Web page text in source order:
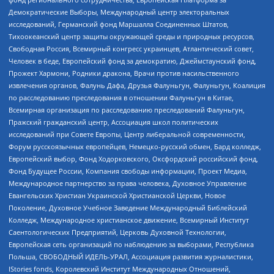
Демократические Выборы, Международный центр электоральных
исследований, Германский фонд Маршалла Соединенных Штатов,
Тихоокеанский центр защиты окружающей среды и природных ресурсов,
Свободная Россия, Всемирный конгресс украинцев, Атлантический совет,
Человек в беде, Европейский фонд за демократию, Джеймстаунский фонд,
Прожект Хармони, Родники дракона, Врачи против насильственного
извлечения органов, Фалунь Дафа, Друзья Фалуньгун, Фалуньгун, Коалиция
по расследованию преследования в отношении Фалуньгун в Китае,
Всемирная организация по расследованию преследований Фалуньгун,
Пражский гражданский центр, Ассоциация школ политических
исследований при Совете Европы, Центр либеральной современности,
Форум русскоязычных европейцев, Немецко-русский обмен, Бард колледж,
Европейский выбор, Фонд Ходорковского, Оксфордский российский фонд,
Фонд Будущее России, Компания свободы информации, Проект Медиа,
Международное партнерство за права человека, Духовное Управление
Евангельских Христиан Украинской Христианской Церкви, Новое
Поколение, Духовное Учебное Заведение Международный Библейский
Колледж, Международное христианское движение, Всемирный Институт
Саентологических Предприятий, Церковь Духовной Технологии,
Европейская сеть организаций по наблюдению за выборами, Республика
Польша, СВОБОДНЫЙ ИДЕЛЬ-УРАЛ, Ассоциация развития журналистики,
IStories fonds, Королевский Институт Международных Отношений,